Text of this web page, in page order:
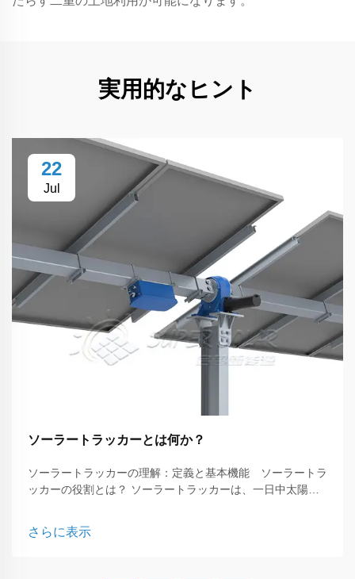
実用的なヒント
22
Jul
ソーラートラッカーとは何か？
ソーラートラッカーの理解：定義と基本機能 ソーラートラ
ッカーの役割とは？ ソーラートラッカーは、一日中太陽の
けることで発電量を向上させることにあります...
さらに表示